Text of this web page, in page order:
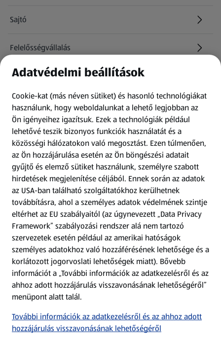
Sajtó
Felelősségvállalás
Információk
Kérdőív
Fizetési lehetőségek
ALDI utalványok
Árcsökkentés
Adattörlő alkalmazás
Szervizpont
(új oldalon nyílik meg)
Fedezz fel minket az interneten!
Töltsd le az ALDI Magyarország applikációt!
Adatvédelmi beállítások
Cookie-kat (más néven sütiket) és hasonló technológiákat
használunk, hogy weboldalunkat a lehető legjobban az
Ön igényeihez igazítsuk. Ezek a technológiák például
lehetővé teszik bizonyos funkciók használatát és a
közösségi hálózatokon való megosztást. Ezen túlmenően,
az Ön hozzájárulása esetén az Ön böngészési adatait
gyűjtő és elemző sütiket használunk, személyre szabott
hirdetések megjelenítése céljából. Ennek során az adatok
az USA-ban található szolgáltatókhoz kerülhetnek
továbbításra, ahol a személyes adatok védelmének szintje
eltérhet az EU szabályaitól (az úgynevezett „Data Privacy
Framework” szabályozási rendszer alá nem tartozó
szervezetek esetén például az amerikai hatóságok
személyes adatokhoz való hozzáférésének lehetősége és a
korlátozott jogorvoslati lehetőségek miatt). Bővebb
információt a „További információk az adatkezelésről és az
ahhoz adott hozzájárulás visszavonásának lehetőségéről”
menüpont alatt talál.
További információk az adatkezelésről és az ahhoz adott
hozzájárulás visszavonásának lehetőségéről